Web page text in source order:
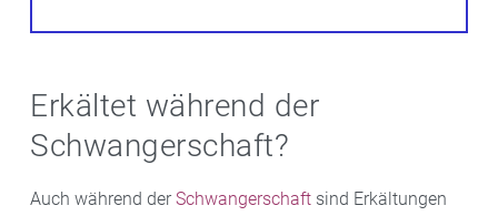
Erkältet während der
Schwangerschaft?
Auch während der Schwangerschaft sind Erkältungen